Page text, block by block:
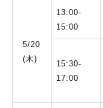
5/20
(木)
13:00-
15:00
15:30-
17:00